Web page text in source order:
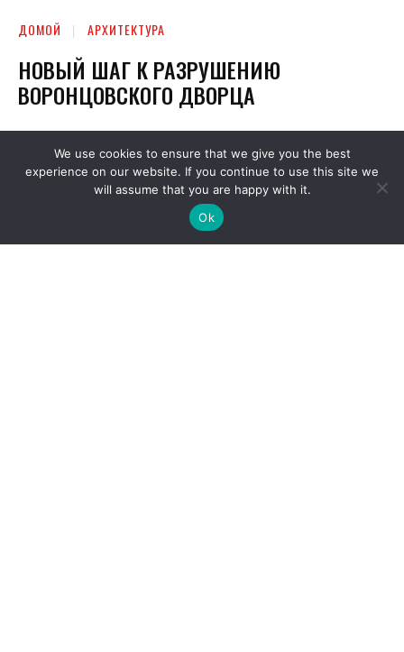
We use cookies to ensure that we give you the best
experience on our website. If you continue to use this site we
will assume that you are happy with it.
Ok